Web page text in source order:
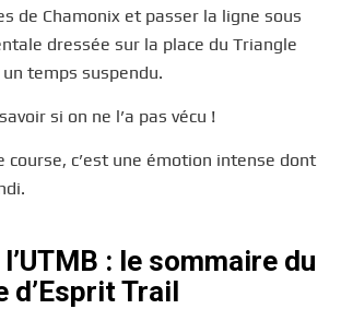
de Chamonix et passer la ligne sous
dressée sur la place du Triangle
temps suspendu.
si on ne l’a pas vécu !
course, c’est une émotion intense dont
: le sommaire du
d’Esprit Trail